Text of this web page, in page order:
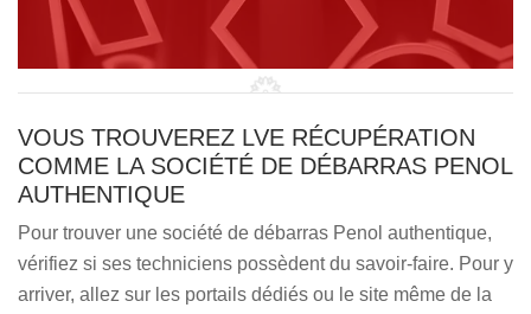
VOUS TROUVEREZ LVE RÉCUPÉRATION
COMME LA SOCIÉTÉ DE DÉBARRAS PENOL
AUTHENTIQUE
Pour trouver une société de débarras Penol authentique,
vérifiez si ses techniciens possèdent du savoir-faire. Pour y
arriver, allez sur les portails dédiés ou le site même de la